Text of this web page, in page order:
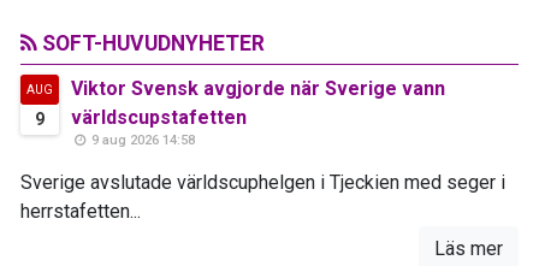
SOFT-HUVUDNYHETER
AUG
9
Viktor Svensk avgjorde när Sverige vann
världscupstafetten
9 aug 2026 14:58
Sverige avslutade världscuphelgen i Tjeckien med seger i
herrstafetten...
Läs mer